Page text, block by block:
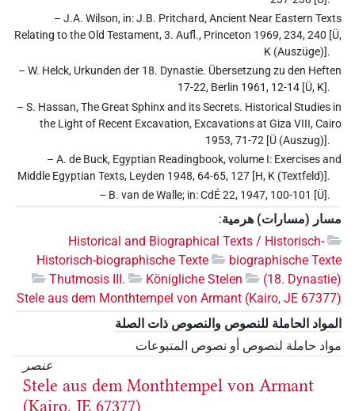
– J.A. Wilson, in: J.B. Pritchard, Ancient Near Eastern Texts
Relating to the Old Testament, 3. Aufl., Princeton 1969, 234, 240 [Ü,
K (Auszüge)].
– W. Helck, Urkunden der 18. Dynastie. Übersetzung zu den Heften
17-22, Berlin 1961, 12-14 [Ü, K].
– S. Hassan, The Great Sphinx and its Secrets. Historical Studies in
the Light of Recent Excavation, Excavations at Giza VIII, Cairo
1953, 71-72 [Ü (Auszug)].
– A. de Buck, Egyptian Readingbook, volume I: Exercises and
Middle Egyptian Texts, Leyden 1948, 64-65, 127 [H, K (Textfeld)].
– B. van de Walle; in: CdÉ 22, 1947, 100-101 [Ü].
مسار (مسارات) هرمية:
Historical and Biographical Texts / Historisch-
biographische Texte
Historisch-biographische Texte
(18. Dynastie)
Königliche Stelen
Thutmosis III.
Stele aus dem Monthtempel von Armant (Kairo, JE 67377)
المواد الحاملة للنصوص والنصوص ذات الصلة
مواد حاملة لنصوص أو نصوص المتبوعات
عنصر
Stele aus dem Monthtempel von Armant
(Kairo, JE 67377)